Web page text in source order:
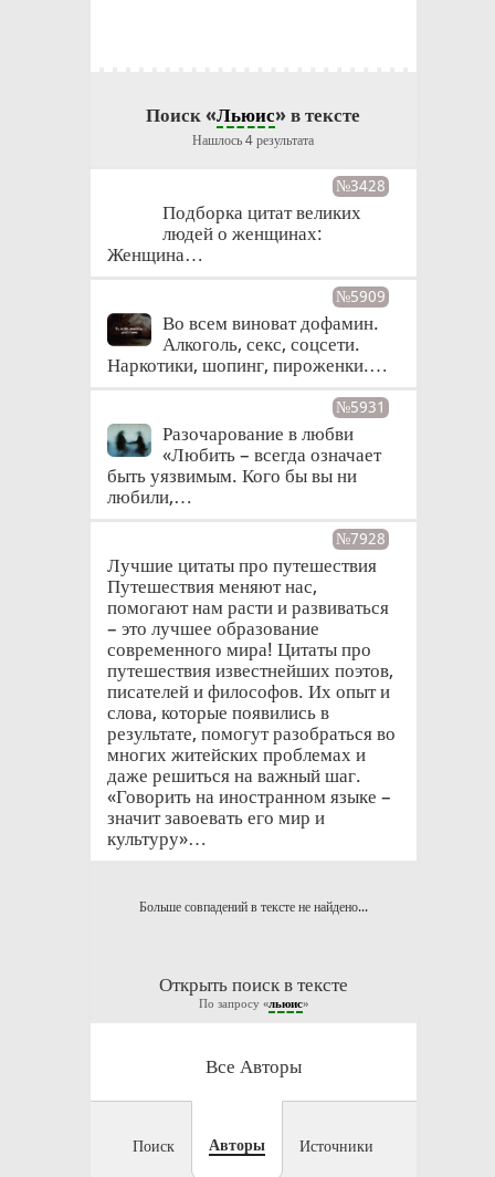
Поиск «Льюис» в тексте
Нашлось 4 результата
Подборка цитат великих
людей о женщинах:
Женщина…
№3428
Во всем виноват дофамин.
Алкоголь, секс, соцсети.
Наркотики, шопинг, пироженки.…
№5909
Разочарование в любви
«Любить – всегда означает
быть уязвимым. Кого бы вы ни
любили,…
№5931
Лучшие цитаты про путешествия
Путешествия меняют нас,
помогают нам расти и развиваться
– это лучшее образование
современного мира! Цитаты про
путешествия известнейших поэтов,
писателей и философов. Их опыт и
слова, которые появились в
результате, помогут разобраться во
многих житейских проблемах и
даже решиться на важный шаг.
«Говорить на иностранном языке –
значит завоевать его мир и
культуру»…
№7928
Больше совпадений в тексте не найдено...
Открыть поиск в тексте
По запросу «льюис»
Все Авторы
Поиск Авторы Источники